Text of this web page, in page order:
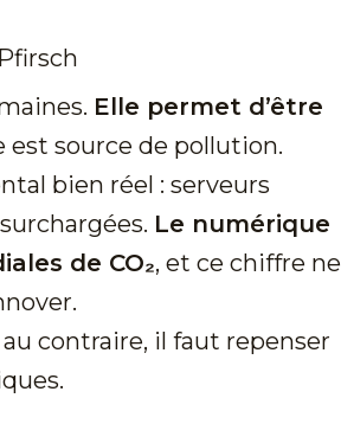
Elle permet d’être
est source de pollution.
bien réel : serveurs
Le numérique
de CO₂, et ce chiffre ne
contraire, il faut repenser